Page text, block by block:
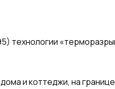
технологии
и коттеджи, на